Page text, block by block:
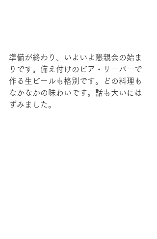
準備が終わり、いよいよ懇親会の始ま
りです。備え付けのビア・サーバーで
作る生ビールも格別です。どの料理も
なかなかの味わいです。話も大いには
ずみました。